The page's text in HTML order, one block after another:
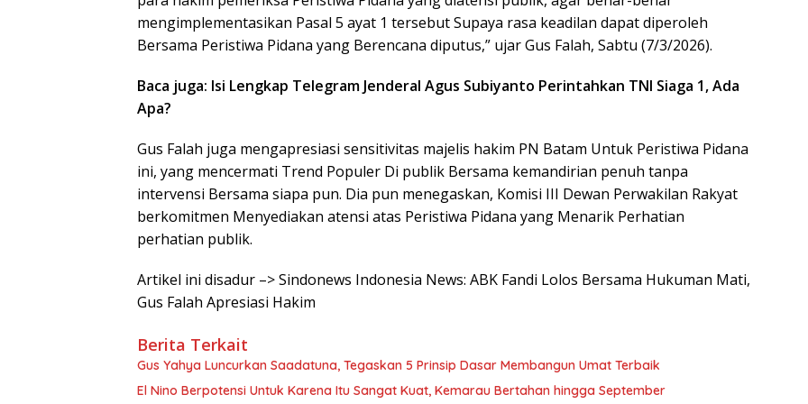
mengimplementasikan Pasal 5 ayat 1 tersebut Supaya rasa keadilan dapat diperoleh
Bersama Peristiwa Pidana yang Berencana diputus,” ujar Gus Falah, Sabtu (7/3/2026).
Baca juga: Isi Lengkap Telegram Jenderal Agus Subiyanto Perintahkan TNI Siaga 1, Ada
Apa?
Gus Falah juga mengapresiasi sensitivitas majelis hakim PN Batam Untuk Peristiwa Pidana
ini, yang mencermati Trend Populer Di publik Bersama kemandirian penuh tanpa
intervensi Bersama siapa pun. Dia pun menegaskan, Komisi III Dewan Perwakilan Rakyat
berkomitmen Menyediakan atensi atas Peristiwa Pidana yang Menarik Perhatian
perhatian publik.
Artikel ini disadur –> Sindonews Indonesia News: ABK Fandi Lolos Bersama Hukuman Mati,
Gus Falah Apresiasi Hakim
Berita Terkait
Gus Yahya Luncurkan Saadatuna, Tegaskan 5 Prinsip Dasar Membangun Umat Terbaik
El Nino Berpotensi Untuk Karena Itu Sangat Kuat, Kemarau Bertahan hingga September